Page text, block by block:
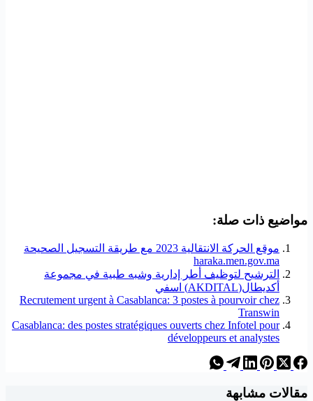
مواضيع ذات صلة:
موقع الحركة الانتقالية 2023 مع طريقة التسجيل الصحيحة
haraka.men.gov.ma
الترشيح لتوظيف أطر إدارية وشبه طبية في مجموعة
أكديطال(AKDITAL) اسفي
Recrutement urgent à Casablanca: 3 postes à pourvoir chez
Transwin
Casablanca: des postes stratégiques ouverts chez Infotel pour
développeurs et analystes
مقالات مشابهة